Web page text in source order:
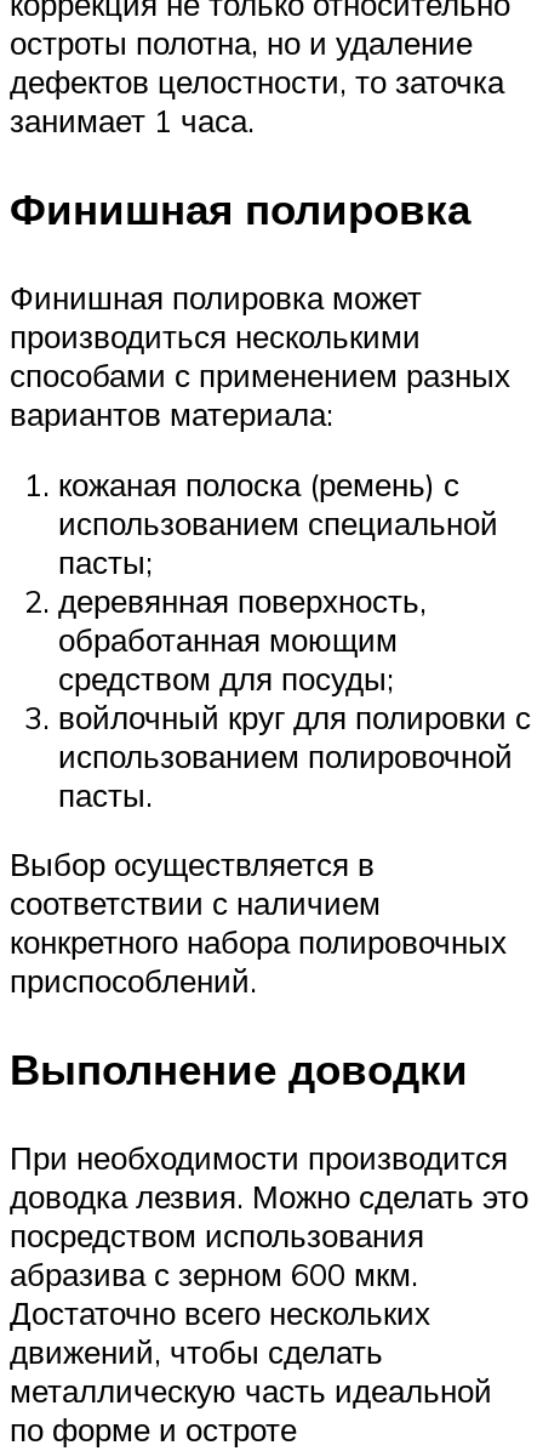
остроты полотна, но и удаление
дефектов целостности, то заточка
занимает 1 часа.
Финишная полировка
Финишная полировка может
производиться несколькими
способами с применением разных
вариантов материала:
кожаная полоска (ремень) с
использованием специальной
пасты;
деревянная поверхность,
обработанная моющим
средством для посуды;
войлочный круг для полировки с
использованием полировочной
пасты.
Выбор осуществляется в
соответствии с наличием
конкретного набора полировочных
приспособлений.
Выполнение доводки
При необходимости производится
доводка лезвия. Можно сделать это
посредством использования
абразива с зерном 600 мкм.
Достаточно всего нескольких
движений, чтобы сделать
металлическую часть идеальной
по форме и остроте